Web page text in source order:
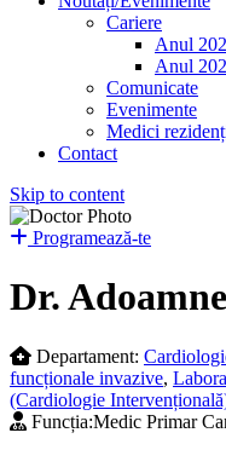
Cariere
Anul
Anul
Comunicate
Evenimente
Medici
Contact
Skip to content
Programează-te
Dr.
Departament:
funcționale invazive,
(Cardiologie
Funcția:Medic Primar